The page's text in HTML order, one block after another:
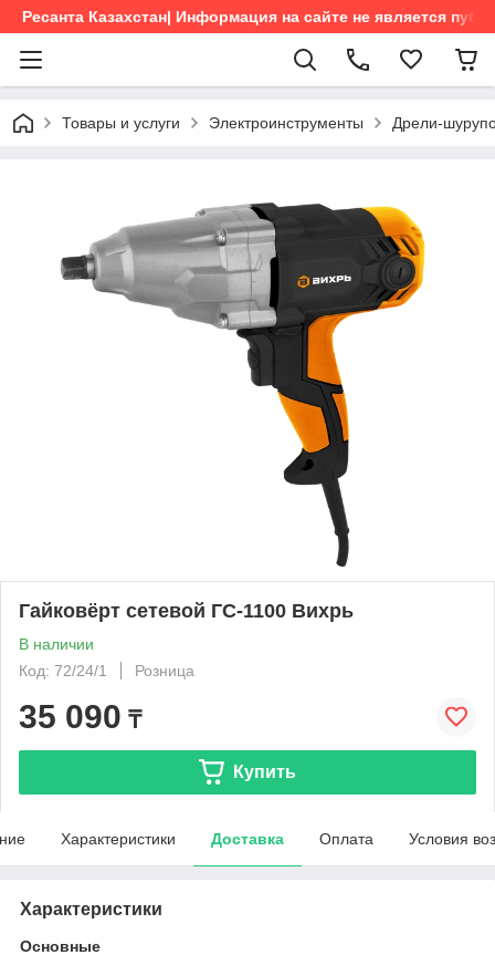
Ресанта Казахстан| Информация на сайте не является
Товары и услуги Электроинструменты Дрели-
Гайковёрт сетевой ГС-1100 Вихрь
В наличии
Код: 72/24/1
Розница
35 090 ₸
Купить
Характеристики Доставка Оплата Условия
Характеристики
Основные